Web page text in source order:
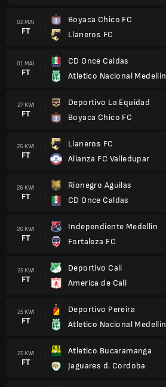
02 MAJ
FT
Boyaca Chico FC
Llaneros FC
01 MAJ
FT
CD Once Caldas
Atletico Nacional Medellin
27 KWI
FT
Deportivo La Equidad
Boyaca Chico FC
26 KWI
FT
Llaneros FC
Alianza FC Valledupar
26 KWI
FT
Rionegro Aguilas
CD Once Caldas
26 KWI
FT
Independiente Medellin
Fortaleza FC
25 KWI
FT
Deportivo Cali
America de Cali
25 KWI
FT
Deportivo Pereira
Atletico Nacional Medellin
25 KWI
FT
Atletico Bucaramanga
Jaguares d. Cordoba